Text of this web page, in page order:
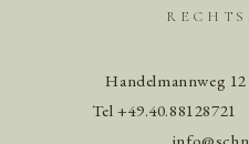
Handelmannweg 12
Tel +49.40.88128721